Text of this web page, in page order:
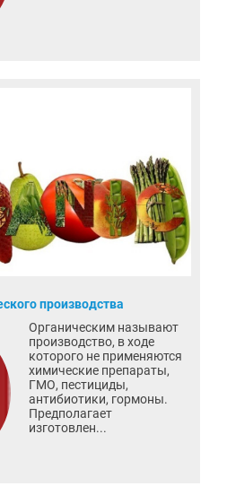
производства
Органическим называют
производство, в ходе
которого не применяются
химические препараты,
ГМО, пестициды,
антибиотики, гормоны.
Предполагает
изготовлен...